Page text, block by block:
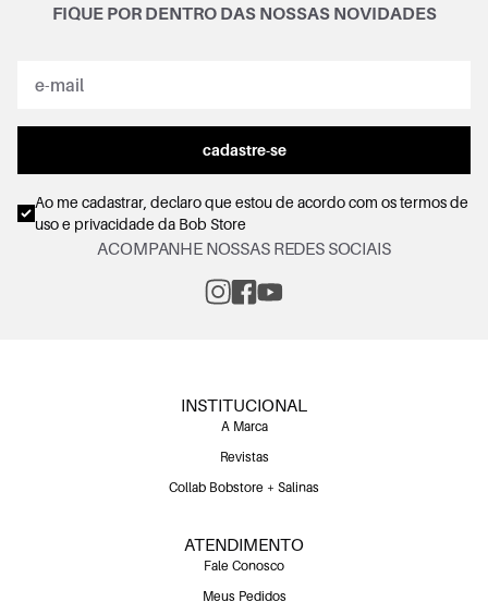
FIQUE POR DENTRO DAS NOSSAS NOVIDADES
cadastre-se
Ao me cadastrar, declaro que estou de acordo com ostermos de
uso e privacidadeda Bob Store
ACOMPANHE NOSSAS REDES SOCIAIS
INSTITUCIONAL
A Marca
Revistas
Collab Bobstore + Salinas
ATENDIMENTO
Fale Conosco
Meus Pedidos